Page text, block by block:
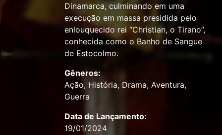
Dinamarca, culminando em uma
execução em massa presidida pelo
enlouquecido rei “Christian, o Tirano”,
conhecida como o Banho de Sangue
de Estocolmo.
Gêneros:
Ação, História, Drama, Aventura,
Guerra
Data de Lançamento:
19/01/2024